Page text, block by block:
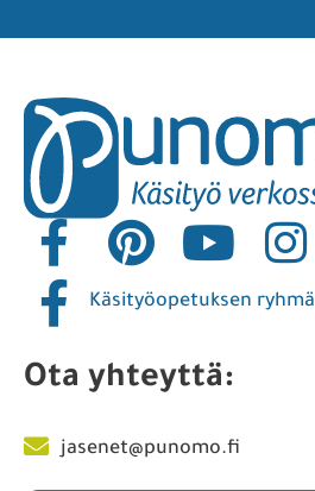
Käsityöopetuksen ryhmä
Ota yhteyttä:
jasenet@punomo.fi